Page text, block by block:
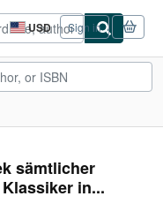
USD
Site
shopping
preferences
Sign in
sämtlicher
in...